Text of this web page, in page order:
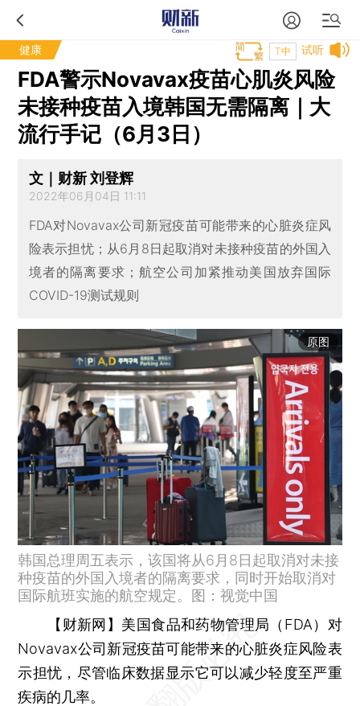
健康 试听
T中
FDA警示Novavax疫苗心肌炎风险
未接种疫苗入境韩国无需隔离｜大
流行手记（6月3日）
文｜财新 刘登辉
2022年06月04日 11:11
FDA对Novavax公司新冠疫苗可能带来的心脏炎症风
险表示担忧；从6月8日起取消对未接种疫苗的外国入
境者的隔离要求；航空公司加紧推动美国放弃国际
COVID-19测试规则
原图
韩国总理周五表示，该国将从6月8日起取消对未接
种疫苗的外国入境者的隔离要求，同时开始取消对
国际航班实施的航空规定。图：视觉中国
【财新网】 美国食品和药物管理局（FDA）对
Novavax公司新冠疫苗可能带来的心脏炎症风险表
示担忧，尽管临床数据显示它可以减少轻度至严重
疾病的几率。